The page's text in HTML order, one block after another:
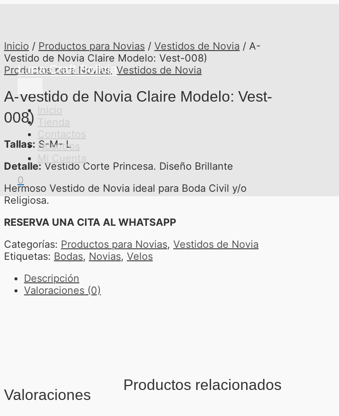
Luna Craft Bolivia
Inicio
Tienda
Contactos
Nosotros
Mi Cuenta
0
Inicio / Productos para Novias / Vestidos de Novia / A-
Vestido de Novia Claire Modelo: Vest-008)
Productos para Novias,Vestidos de Novia
A-Vestido de Novia Claire Modelo: Vest-
008)
Tallas: S-M- L
Detalle:Vestido Corte Princesa. Diseño Brillante
Hermoso Vestido de Novia ideal para Boda Civil y/o
Religiosa.
RESERVA UNA CITA AL WHATSAPP
Categorías: Productos para Novias, Vestidos de Novia
Etiquetas: Bodas, Novias, Velos
Descripción
Valoraciones (0)
Valoraciones
Productos relacionados